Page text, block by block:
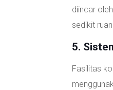
diincar
sedikit
5.
Fasilitas